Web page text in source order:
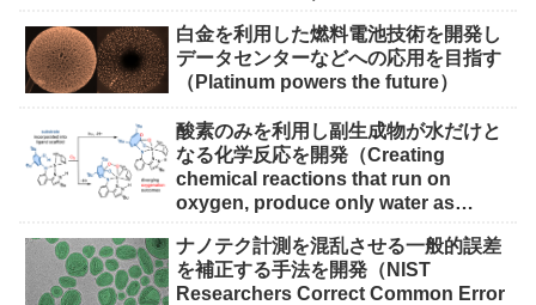
白金を利用した燃料電池技術を開発し
データセンターなどへの応用を目指す
（Platinum powers the future）
酸素のみを利用し副生成物が水だけと
なる化学反応を開発（Creating
chemical reactions that run on
oxygen, produce only water as
ナノテク計測を混乱させる一般的誤差
を補正する手法を開発（NIST
Researchers Correct Common Error